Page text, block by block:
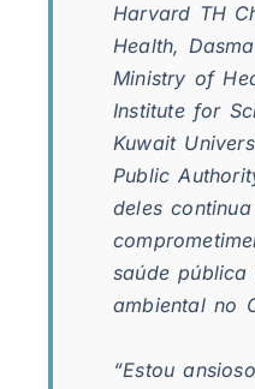
Harvard TH
Health,
Ministry of
Institute for
Kuwait
Public
deles
saúde pública
ambiental no
“Estou